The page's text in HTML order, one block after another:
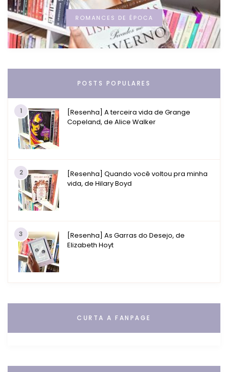
ROMANCES DE ÉPOCA
POSTS POPULARES
1
[Resenha] A terceira vida de Grange
Copeland, de Alice Walker
2
[Resenha] Quando você voltou pra minha
vida, de Hilary Boyd
3
[Resenha] As Garras do Desejo, de
Elizabeth Hoyt
CURTA A FANPAGE